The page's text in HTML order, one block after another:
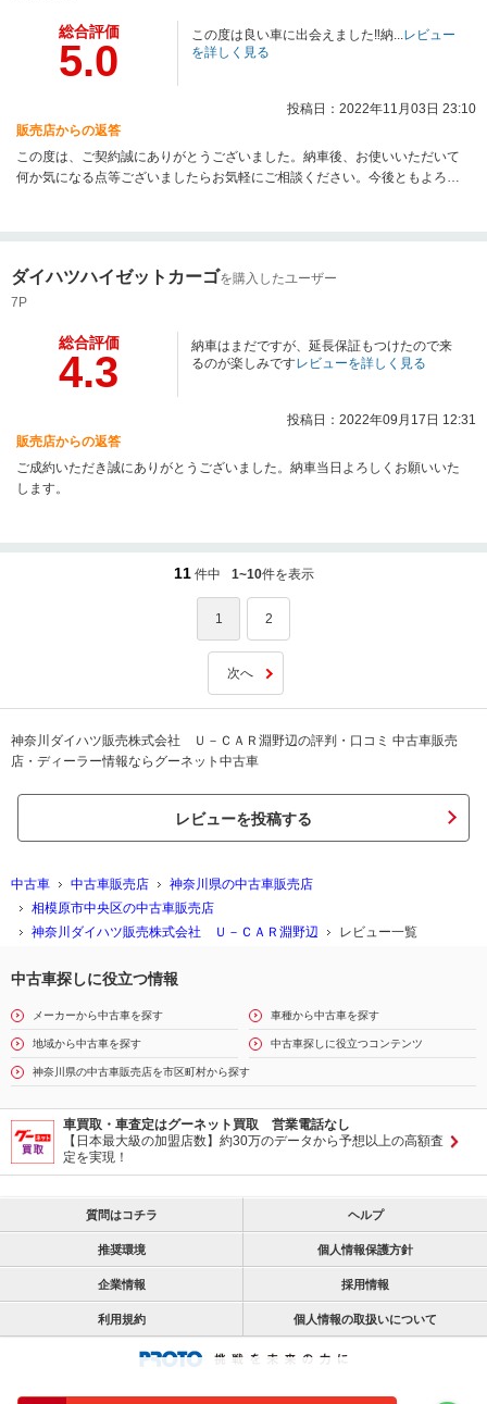
総合評価
5.0
この度は良い車に出会えました‼︎納...レビュー
を詳しく見る
投稿日：2022年11月03日 23:10
販売店からの返答
この度は、ご契約誠にありがとうございました。納車後、お使いいただいて
何か気になる点等ございましたらお気軽にご相談ください。今後ともよろし
ダイハツハイゼットカーゴを購入したユーザー
7P
総合評価
4.3
納車はまだですが、延長保証もつけたので来
るのが楽しみですレビューを詳しく見る
投稿日：2022年09月17日 12:31
販売店からの返答
ご成約いただき誠にありがとうございました。納車当日よろしくお願いいた
します。
11 件中 1~10件を表示
1 2
次へ
神奈川ダイハツ販売株式会社 Ｕ－ＣＡＲ淵野辺の評判・口コミ 中古車販売
店・ディーラー情報ならグーネット中古車
レビューを投稿する
中古車 中古車販売店
神奈川県の中古車販売店
相模原市中央区の中古車販売店
神奈川ダイハツ販売株式会社 Ｕ－ＣＡＲ淵野辺
レビュー一覧
中古車探しに役立つ情報
メーカーから中古車を探す 車種から中古車を探す
地域から中古車を探す 中古車探しに役立つコンテンツ
神奈川県の中古車販売店を市区町村から探す
車買取・車査定はグーネット買取 営業電話なし
【日本最大級の加盟店数】約30万のデータから予想以上の高額査
定を実現！
質問はコチラ ヘルプ
推奨環境 個人情報保護方針
企業情報 採用情報
利用規約 個人情報の取扱いについて